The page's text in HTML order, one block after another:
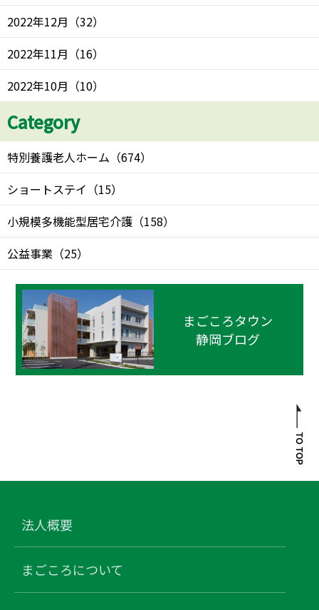
2022年12月 （32）
2022年11月 （16）
2022年10月 （10）
Category
特別養護老人ホーム （674）
ショートステイ （15）
小規模多機能型居宅介護 （158）
公益事業 （25）
まごころタウン
静岡ブログ
法人概要
まごころについて